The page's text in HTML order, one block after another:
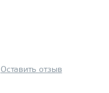
Оставить отзыв